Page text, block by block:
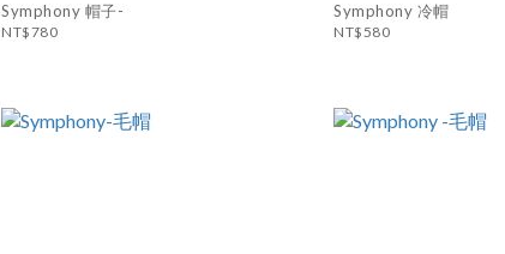
Symphony 帽子-
NT$780
Symphony 冷帽
NT$580